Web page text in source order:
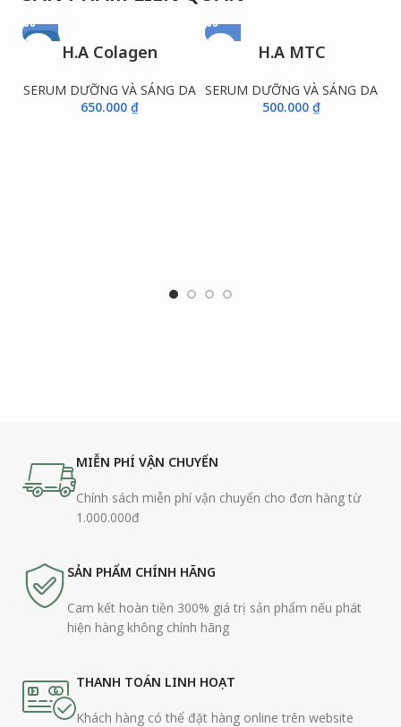
NEW
H.A Colagen
SERUM DƯỠNG VÀ SÁNG DA
650.000 ₫
H.A MTC
SERUM DƯỠNG VÀ SÁNG DA
500.000₫
MIỄN PHÍ VẬN CHUYỂN
Chính sách miễn phí vận chuyển cho đơn hàng từ
1.000.000đ
SẢN PHẨM CHÍNH HÃNG
Cam kết hoàn tiền 300% giá trị sản phẩm nếu phát
hiện hàng không chính hãng
THANH TOÁN LINH HOẠT
Khách hàng có thể đặt hàng online trên website